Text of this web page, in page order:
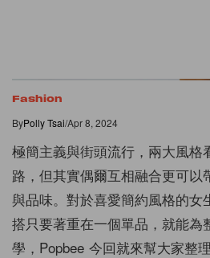
Fashion
ByPolly Tsai/Apr 8, 2024
極簡主義與街頭流行，兩大風格
路，但其實偶爾互相融合更可以
與品味。對於喜愛簡約風格的女
搭只要著重在一個單品，就能為
學，Popbee 今回就來幫大家整